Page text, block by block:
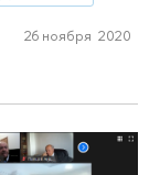
26 ноября 2020